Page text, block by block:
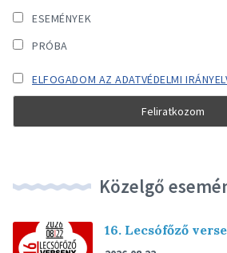
ESEMÉNYEK
PRÓBA
ELFOGADOM AZ ADATVÉDELMI
Közelgő
16. Lecsófőző